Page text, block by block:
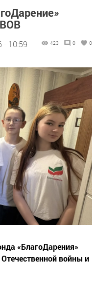
- 10:59 423 0 0
«БлагоДарения»
войны и